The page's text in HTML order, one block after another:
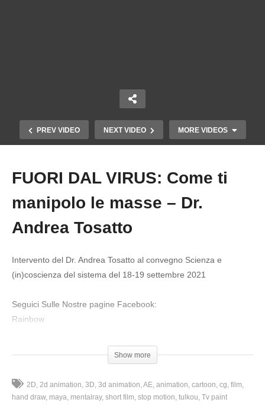
PREV VIDEO NEXT VIDEO MORE VIDEOS
FUORI DAL VIRUS: Come ti manipolo le masse
FUORI DAL VIRUS: Come ti
manipolo le masse – Dr.
Andrea Tosatto
Intervento del Dr. Andrea Tosatto al convegno Scienza e
(in)coscienza del sistema del 18-19 settembre 2021
Seguici Sulle Nostre pagine Facebook:
Rainbow
https://www.facebook.com/fuoridalvirus
anche in diretta: http://178.33.224.197/startpage/rainbowtv2
Sostieni Una vera Informazione indipendente , versa ora un
contributo:https://www.paypal.com/paypalme/rainbowtelevision
Show more
2D 2d animation 3D 3d animation AE animation cartoon cg film
hand draw maya mentalray short film stop motion tulkou Tv paint